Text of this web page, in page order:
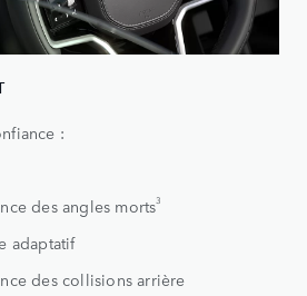
:
des angles morts3
adaptatif
des collisions arrière